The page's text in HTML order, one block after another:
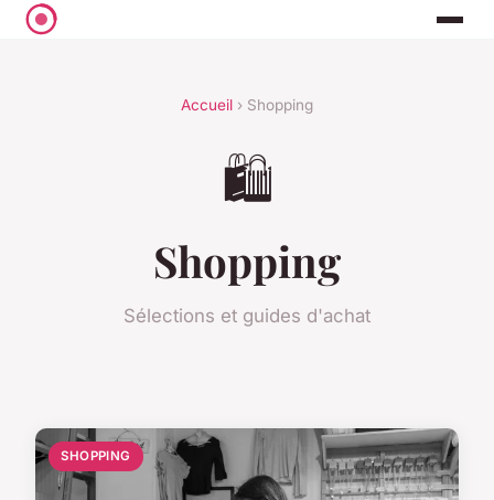
Accueil › Shopping
🛍️
Shopping
Sélections et guides d'achat
SHOPPING